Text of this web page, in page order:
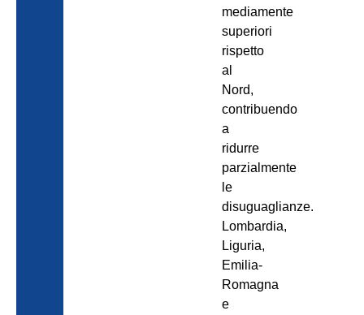
mediamente
superiori
rispetto
al
Nord,
contribuendo
a
ridurre
parzialmente
le
disuguaglianze.
Lombardia,
Liguria,
Emilia-
Romagna
e